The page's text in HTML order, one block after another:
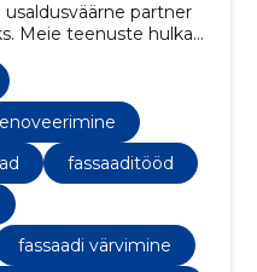
partner
Meie teenuste hulka
Meie
töö ja
fassaaditööd
fassaadi värvimine